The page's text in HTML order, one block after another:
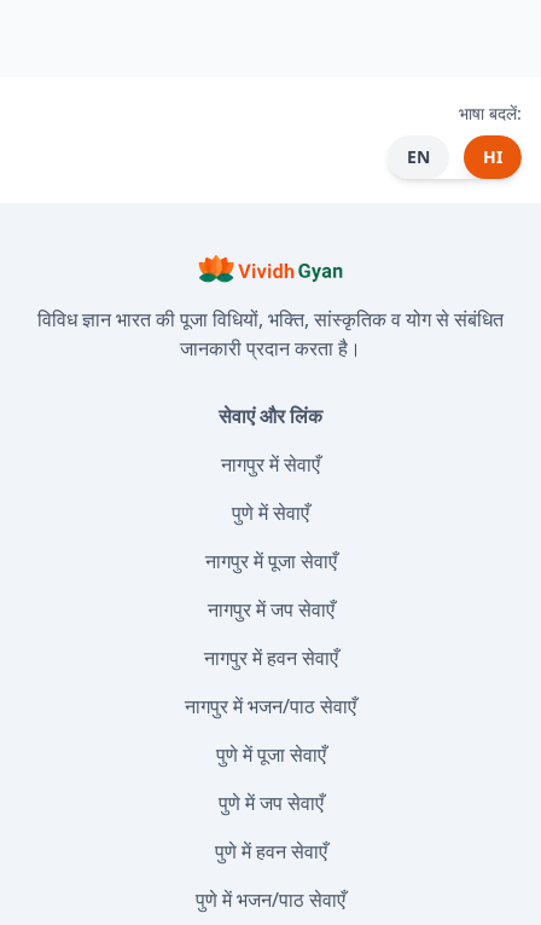
भाषा बदलें:
EN
HI
विविध ज्ञान भारत की पूजा विधियों, भक्ति, सांस्कृतिक व योग से संबंधित
जानकारी प्रदान करता है।
सेवाएं और लिंक
नागपुर में सेवाएँ
पुणे में सेवाएँ
नागपुर में पूजा सेवाएँ
नागपुर में जप सेवाएँ
नागपुर में हवन सेवाएँ
नागपुर में भजन/पाठ सेवाएँ
पुणे में पूजा सेवाएँ
पुणे में जप सेवाएँ
पुणे में हवन सेवाएँ
पुणे में भजन/पाठ सेवाएँ